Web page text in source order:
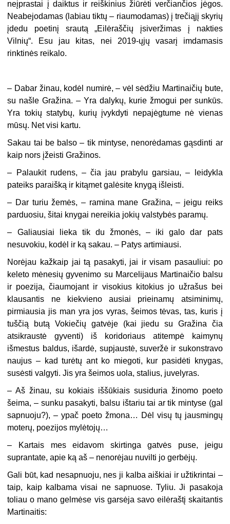
neįprastai į daiktus ir reiškinius žiūrėti verčiančios jėgos.
Neabejodamas (labiau tiktų – riaumodamas) į trečiąjį skyrių
įdedu poetinį srautą „Eilėraščių įsiveržimas į nakties
Vilnių“. Esu jau kitas, nei 2019-ųjų vasarį imdamasis
rinktinės reikalo.
– Dabar žinau, kodėl numirė, – vėl sėdžiu Martinaičių bute,
su našle Gražina. – Yra dalykų, kurie žmogui per sunkūs.
Yra tokių statybų, kurių įvykdyti nepajėgtume nė vienas
mūsų. Net visi kartu.
Sakau tai be balso – tik mintyse, nenorėdamas gąsdinti ar
kaip nors įžeisti Gražinos.
– Palaukit rudens, – čia jau prabylu garsiau, – leidykla
pateiks paraišką ir kitąmet galėsite knygą išleisti.
– Dar turiu žemės, – ramina mane Gražina, – jeigu reiks
parduosiu, šitai knygai nereikia jokių valstybės paramų.
– Galiausiai lieka tik du žmonės, – iki galo dar pats
nesuvokiu, kodėl ir ką sakau. – Patys artimiausi.
Norėjau kažkaip jai tą pasakyti, jai ir visam pasauliui: po
keleto mėnesių gyvenimo su Marcelijaus Martinaičio balsu
ir poezija, čiaumojant ir visokius kitokius jo užrašus bei
klausantis ne kiekvieno ausiai prieinamų atsiminimų,
pirmiausia jis man yra jos vyras, šeimos tėvas, tas, kuris į
tuščią butą Vokiečių gatvėje (kai jiedu su Gražina čia
atsikraustė gyventi) iš koridoriaus atitempė kaimynų
išmestus baldus, išardė, supjaustė, suveržė ir sukonstravo
naujus – kad turėtų ant ko miegoti, kur pasidėti knygas,
susėsti valgyti. Jis yra šeimos uola, stalius, juvelyras.
– Aš žinau, su kokiais iššūkiais susiduria žinomo poeto
šeima, – sunku pasakyti, balsu ištariu tai ar tik mintyse (gal
sapnuoju?), – ypač poeto žmona… Dėl visų tų jausmingų
moterų, poezijos mylėtojų…
– Kartais mes eidavom skirtinga gatvės puse, jeigu
suprantate, apie ką aš – nenorėjau nuvilti jo gerbėjų.
Gali būt, kad nesapnuoju, nes ji kalba aiškiai ir užtikrintai –
taip, kaip kalbama visai ne sapnuose. Tyliu. Ji pasakoja
toliau o mano gelmėse vis garsėja savo eilėraštį skaitantis
Martinaitis: